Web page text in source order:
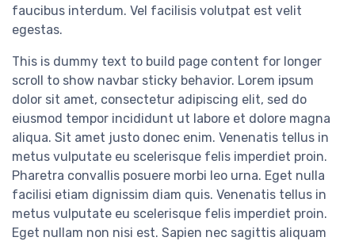
faucibus interdum. Vel facilisis volutpat est velit
egestas.
This is dummy text to build page content for longer
scroll to show navbar sticky behavior. Lorem ipsum
dolor sit amet, consectetur adipiscing elit, sed do
eiusmod tempor incididunt ut labore et dolore magna
aliqua. Sit amet justo donec enim. Venenatis tellus in
metus vulputate eu scelerisque felis imperdiet proin.
Pharetra convallis posuere morbi leo urna. Eget nulla
facilisi etiam dignissim diam quis. Venenatis tellus in
metus vulputate eu scelerisque felis imperdiet proin.
Eget nullam non nisi est. Sapien nec sagittis aliquam